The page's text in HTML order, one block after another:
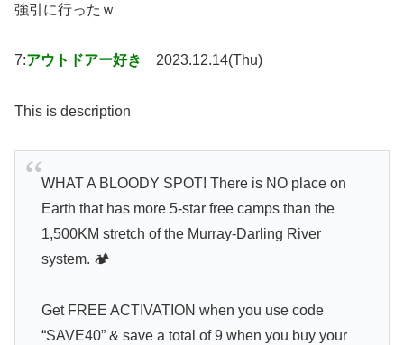
強引に行ったｗ
7:アウトドアー好き 2023.12.14(Thu)
This is description
WHAT A BLOODY SPOT! There is NO place on
Earth that has more 5-star free camps than the
1,500KM stretch of the Murray-Darling River
system. 🏕️
Get FREE ACTIVATION when you use code
“SAVE40” & save a total of 9 when you buy your